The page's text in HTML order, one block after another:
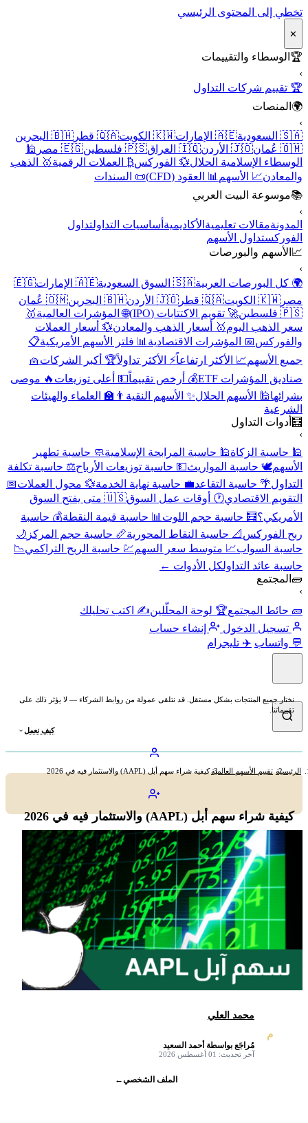
تخطي إلى المحتوى الرئيسي
✕
🏆 الوسطاء والتقييمات
›
🏆 تقييم شركات التداول
🌍 المنصات
›
🇸🇦 السعودية
🇦🇪 الإمارات 🇰🇼 الكويت 🇶🇦 قطر
🇧🇭 البحرين
🇴🇲 عُمان
🇯🇴 الأردن 🇮🇶 العراق 🇵🇸 فلسطين 🇪🇬 مصر
🕌
الوسطاء الإسلامية الحلال💱 الفوركس₿ العملات الرقمية🥇 الذهب
والمعادن📈 الأسهم 📊 العقود (CFD)
📜 السندات
📚موسوعة البيت العربي
›
المدونةمقالات تعليمية الأكاديمية أساسيات التداولتداول
الفوركستداول الأسهم
📈 الأسهم والبورصات
›
🌍 كل البورصات العربية🇸🇦 السوق السعودية 🇦🇪 الإمارات
🇪🇬
مصر 🇰🇼 الكويت 🇶🇦 قطر 🇯🇴 الأردن 🇧🇭 البحرين
🇴🇲 عُمان
🇵🇸 فلسطين
🚀 تقويم الاكتتابات (IPO) 🌐 المؤشرات العالمية🥇
سعر الذهب اليوم🥇 أسعار الذهب والمعادن💱 أسعار العملات
والفوركس📅 المؤشرات الاقتصادية 📊 فلتر الأسهم الأمريكية📋
جميع الأسهم📈 الأكثر ارتفاعاً⚡ الأكثر تداولاً🏆 أكبر الشركات🧺
صناديق المؤشرات ETF
💰 أرخص تقييماً💵 أعلى توزيعات 🔥 موصى
بشرائها🕌 الأسهم الحلال✨ الأسهم النقية 👨‍🏫 العلماء والهيئات
الشرعية
🧮 أدوات التداول
›
🕌 حاسبة الزكاة🕌 حاسبة المرابحة الإسلامية🧼 حاسبة تطهير
الأسهم🕊️ حاسبة المواريث💵 حاسبة توزيعات الأرباح⚖️ حاسبة تكلفة
التداول🌴 حاسبة التقاعد💼 حاسبة نهاية الخدمة💱 محول العملات📅
التقويم الاقتصادي🕐 أوقات عمل السوق
🇺🇸 متى يفتح السوق
الأمريكي؟🧮 حاسبة حجم اللوت 📊 حاسبة قيمة النقطة💰 حاسبة
ربح الفوركس 📐 حاسبة النقاط المحورية📏 حاسبة حجم المركز 🌙
حاسبة السواب📈 متوسط سعر السهم💹 حاسبة الربح التراكمي📉
حاسبة عائد التداولكل الأدوات ←
🧱 المجتمع
›
🧱 حائط المجتمع🏆 لوحة المحلّلين✍️ اكتب تحليلك
تسجيل الدخول
إنشاء حساب
💬 واتساب ✈️ تليجرام
نختار جميع المنتجات بشكل مستقل. قد نتلقى عمولة من روابط الشركاء — لا يؤثر ذلك على
تقييماتنا.
كيف نعمل
الرئيسية تقييم الأسهم العالميةكيفية شراء سهم أبل (AAPL) والاستثمار فيه في 2026
كيفية شراء سهم أبل (AAPL) والاستثمار فيه في 2026
م
محمد العلي
مُراجَع بواسطة أحمد السعيد
آخر تحديث: 01 أغسطس 2026
الملف الشخصي←